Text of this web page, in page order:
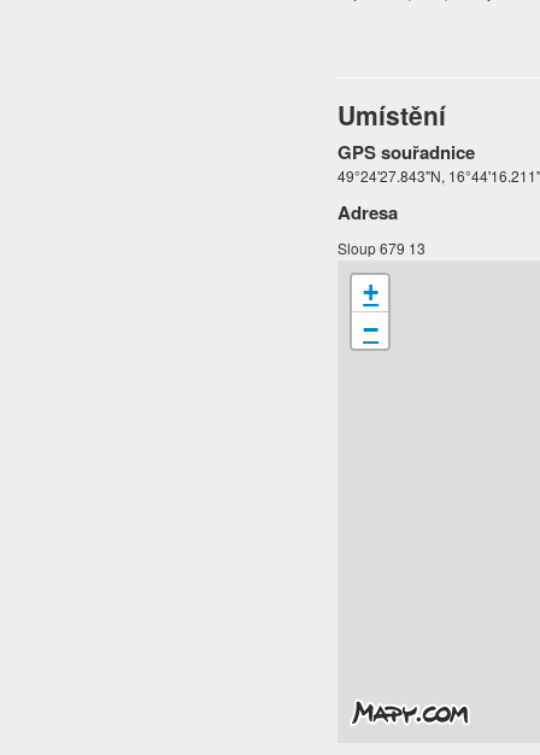
Umístění
GPS souřadnice
49°24'27.843"N,
Adresa
Sloup 679 13
+
−